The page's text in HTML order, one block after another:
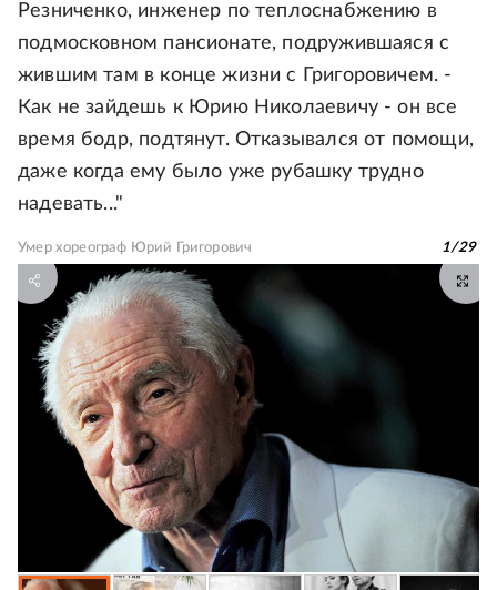
Резниченко, инженер по теплоснабжению в
подмосковном пансионате, подружившаяся с
жившим там в конце жизни с Григоровичем. -
Как не зайдешь к Юрию Николаевичу - он все
время бодр, подтянут. Отказывался от помощи,
даже когда ему было уже рубашку трудно
надевать..."
Умер хореограф Юрий Григорович 1/29